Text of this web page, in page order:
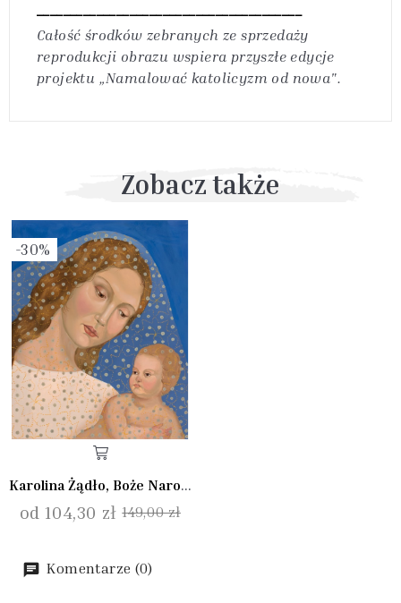
Całość środków zebranych ze sprzedaży
reprodukcji obrazu wspiera przyszłe edycje
projektu „Namalować katolicyzm od nowa".
Zobacz także
-30%
Karolina Żądło, Boże Narodzenie II
od 104,30 zł149,00 zł
Komentarze (0)